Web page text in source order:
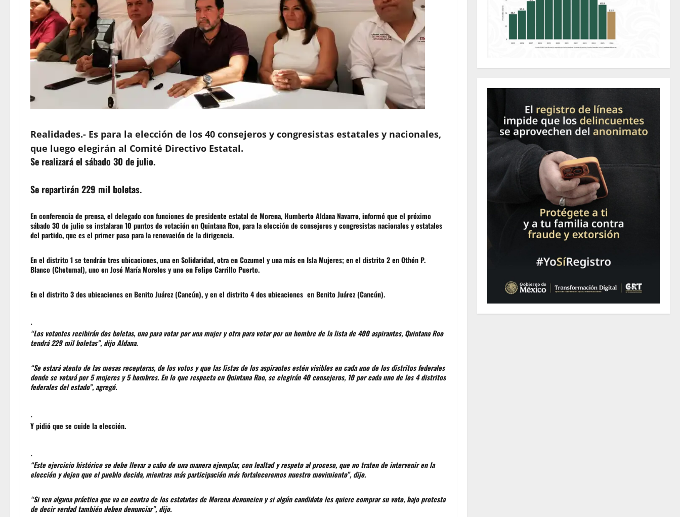
Realidades.- Es para la elección de los 40 consejeros y congresistas estatales y nacionales,
que luego elegirán al Comité Directivo Estatal.
Se realizará el sábado 30 de julio.
Se repartirán 229 mil boletas.
En conferencia de prensa, el delegado con funciones de presidente estatal de Morena, Humberto Aldana Navarro, informó que el próximo
sábado 30 de julio se instalaran 10 puntos de votación en Quintana Roo, para la elección de consejeros y congresistas nacionales y estatales
del partido, que es el primer paso para la renovación de la dirigencia.
En el distrito 1 se tendrán tres ubicaciones, una en Solidaridad, otra en Cozumel y una más en Isla Mujeres; en el distrito 2 en Othón P.
Blanco (Chetumal), uno en José María Morelos y uno en Felipe Carrillo Puerto.
En el distrito 3 dos ubicaciones en Benito Juárez (Cancún), y en el distrito 4 dos ubicaciones en Benito Juárez (Cancún).
.
“Los votantes recibirán dos boletas, una para votar por una mujer y otra para votar por un hombre de la lista de 400 aspirantes, Quintana Roo
tendrá 229 mil boletas”, dijo Aldana.
“Se estará atento de las mesas receptoras, de los votos y que las listas de los aspirantes estén visibles en cada uno de los distritos federales
donde se votará por 5 mujeres y 5 hombres. En lo que respecta en Quintana Roo, se elegirán 40 consejeros, 10 por cada uno de los 4 distritos
federales del estado”, agregó.
.
Y pidió que se cuide la elección.
.
“Este ejercicio histórico se debe llevar a cabo de una manera ejemplar, con lealtad y respeto al proceso, que no traten de intervenir en la
elección y dejen que el pueblo decida, mientras más participación más fortaleceremos nuestro movimiento”, dijo.
“Si ven alguna práctica que va en contra de los estatutos de Morena denuncien y si algún candidato les quiere comprar su voto, bajo protesta
de decir verdad también deben denunciar”, dijo.